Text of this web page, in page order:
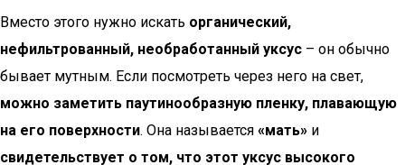
Вместо этого нужно искать органический,
нефильтрованный, необработанный уксус – он обычно
бывает мутным. Если посмотреть через него на свет,
можно заметить паутинообразную пленку, плавающую
на его поверхности. Она называется «мать» и
свидетельствует о том, что этот уксус высокого